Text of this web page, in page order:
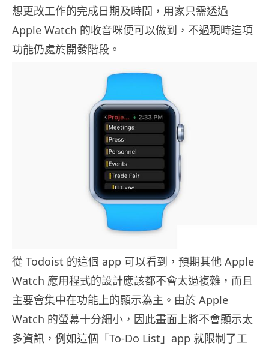
想更改工作的完成日期及時間，用家只需透過
Apple Watch 的收音咪便可以做到，不過現時這項
功能仍處於開發階段。
從 Todoist 的這個 app 可以看到，預期其他 Apple
Watch 應用程式的設計應該都不會太過複雜，而且
主要會集中在功能上的顯示為主。由於 Apple
Watch 的螢幕十分細小，因此畫面上將不會顯示太
多資訊，例如這個「To-Do List」app 就限制了工